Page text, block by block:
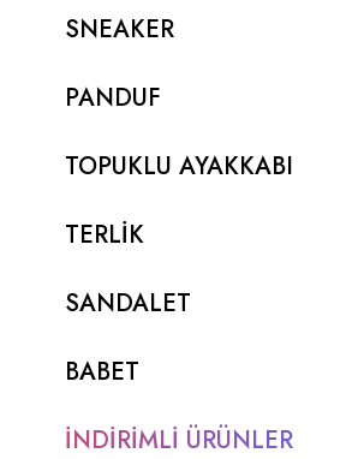
SNEAKER
PANDUF
TOPUKLU AYAKKABI
TERLİK
SANDALET
BABET
İNDİRİMLİ ÜRÜNLER